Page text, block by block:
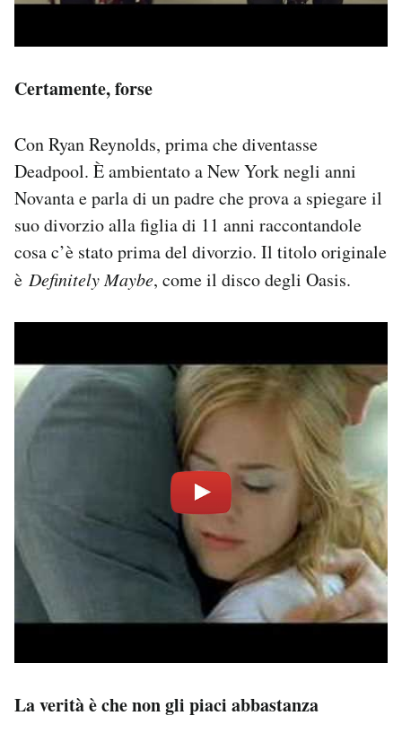
Certamente, forse
Con Ryan Reynolds, prima che diventasse
Deadpool. È ambientato a New York negli anni
Novanta e parla di un padre che prova a spiegare il
suo divorzio alla figlia di 11 anni raccontandole
cosa c’è stato prima del divorzio. Il titolo originale
è Definitely Maybe, come il disco degli Oasis.
La verità è che non gli piaci abbastanza